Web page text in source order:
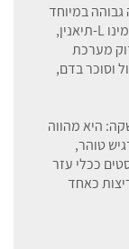
גבוהה במיוחד
של נוגדי חמצון, ויטמינים, מינרלים וחומצת האמינו L-תיאנין,
מערכת
וסוכר בדם,
היא מהווה
טוהר,
ככלי עזר
כאחד